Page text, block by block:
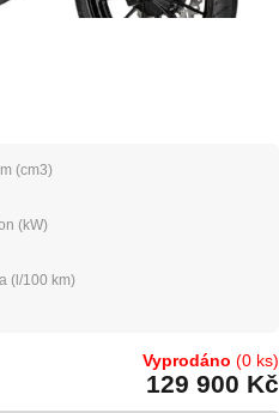
(cm3)
(kW)
(l/100 km)
Vyprodáno (0 ks)
129 900 Kč